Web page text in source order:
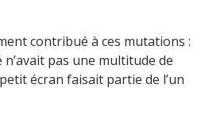
contribué à ces mutations :
pas une multitude de
écran faisait partie de l’un